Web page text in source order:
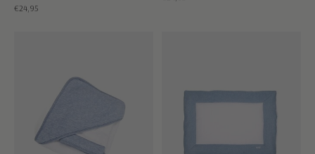
€24,95